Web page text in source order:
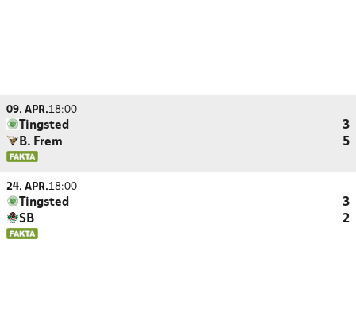
09. APR.18:00
Tingsted
3
B. Frem
5
24. APR.18:00
Tingsted
3
SB
2